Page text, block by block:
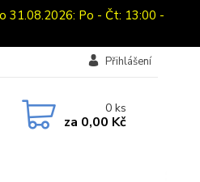
31.08.2026: Po - Čt: 13:00 -
Přihlášení
0ks
za 0,00 Kč